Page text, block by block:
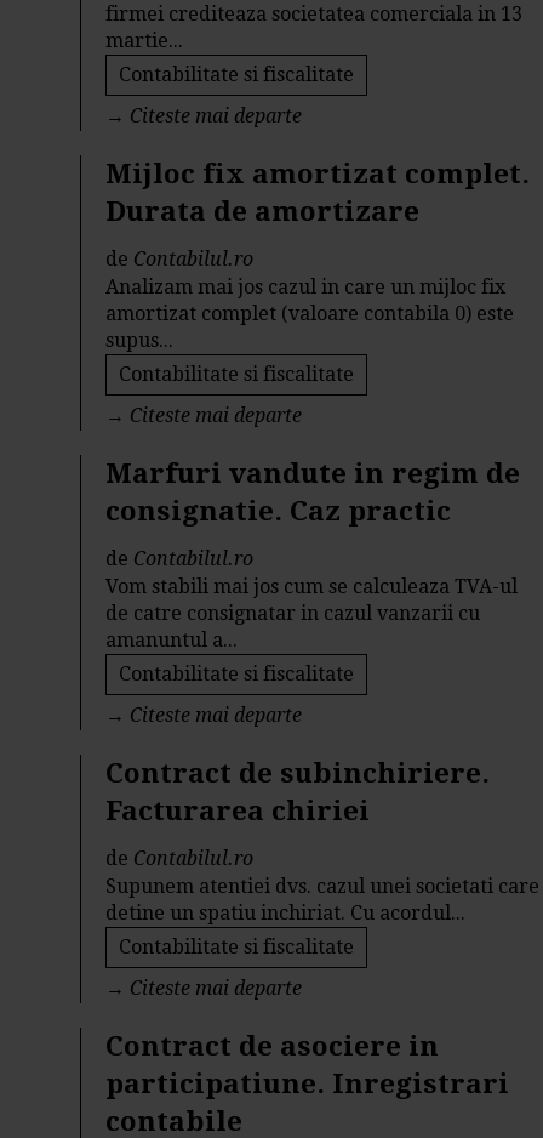
firmei crediteaza societatea comerciala in 13
martie...
Contabilitate si fiscalitate
→ Citeste mai departe
Mijloc fix amortizat complet.
Durata de amortizare
de Contabilul.ro
Analizam mai jos cazul in care un mijloc fix
amortizat complet (valoare contabila 0) este
supus...
Contabilitate si fiscalitate
→ Citeste mai departe
Marfuri vandute in regim de
consignatie. Caz practic
de Contabilul.ro
Vom stabili mai jos cum se calculeaza TVA-ul
de catre consignatar in cazul vanzarii cu
amanuntul a...
Contabilitate si fiscalitate
→ Citeste mai departe
Contract de subinchiriere.
Facturarea chiriei
de Contabilul.ro
Supunem atentiei dvs. cazul unei societati care
detine un spatiu inchiriat. Cu acordul...
Contabilitate si fiscalitate
→ Citeste mai departe
Contract de asociere in
participatiune. Inregistrari
contabile